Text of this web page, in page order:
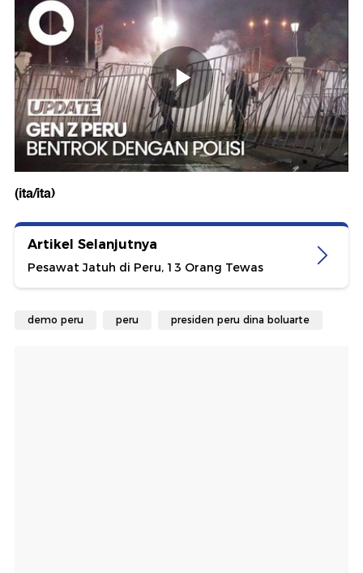
(ita/ita)
Artikel Selanjutnya
Pesawat Jatuh di Peru, 13 Orang Tewas
demo peru peru presiden peru dina boluarte